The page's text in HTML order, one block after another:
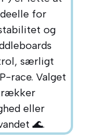
for
og
særligt
race. Valget
eller
🌊.